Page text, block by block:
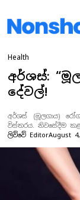
Health
අර්ශස්:
දේවල්!
අර්ශස් (මූලගාය)
විස්තරය. නිවසේදීම
ලිව්වේ EditorAugust